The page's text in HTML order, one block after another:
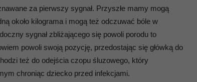
za pierwszy sygnał. Przyszłe mamy mogą
około kilograma i mogą też odczuwać bóle w
sygnał zbliżającego się powoli porodu to
powoli swoją pozycję, przedostając się główką do
też do odejścia czopu śluzowego, który
chroniąc dziecko przed infekcjami.